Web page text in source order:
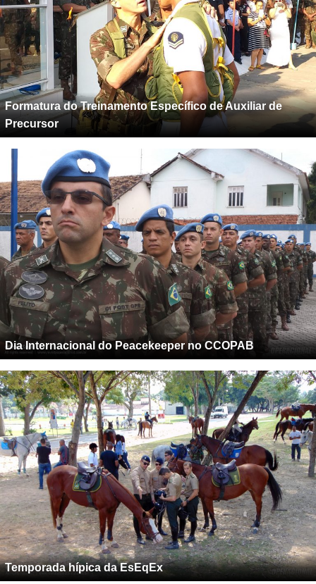
Formatura do Treinamento Específico de Auxiliar de
Precursor
Dia Internacional do Peacekeeper no CCOPAB
Temporada hípica da EsEqEx